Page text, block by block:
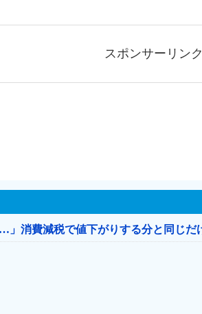
スポンサーリンク